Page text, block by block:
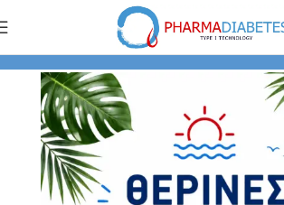
ΠΡΟΪΟΝΤΑ ΦΑΡΜΑΚΕΙΟΥ